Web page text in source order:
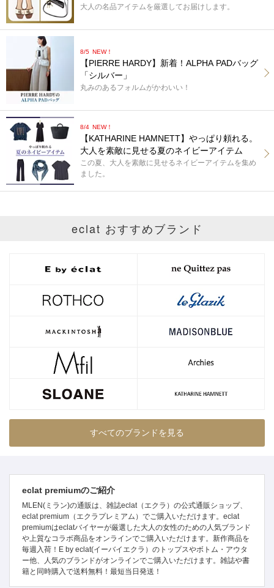
大人の名品アイテムを厳選してお届けします。
8/5 NEW！
【PIERRE HARDY】新着！ALPHA PADバッグ
「シルバー」
丸みのあるフォルムがかわいい！
8/4 NEW！
【KATHARINE HAMNETT】やっぱり頼れる。
大人を素敵に見せる夏のネイビーアイテム
この夏、大人を素敵に見せるネイビーアイテムを集め
ました。
eclat おすすめブランド
すべてのブランドを見る
eclat premiumのご紹介
MLEN(ミラン)の通販は、雑誌eclat（エクラ）の公式通販ショップ、
eclat premium（エクラプレミアム）でご購入いただけます。eclat
premiumはeclatバイヤーが厳選した大人の女性のための人気ブランド
や上質なコラボ商品をオンラインでご購入いただけます。新作商品を
毎週入荷！E by eclat(イーバイエクラ）のトップスやボトム・アウタ
ー他、人気のブランドがオンラインでご購入いただけます。雑誌や書
籍と同時購入で送料無料！最短当日発送！